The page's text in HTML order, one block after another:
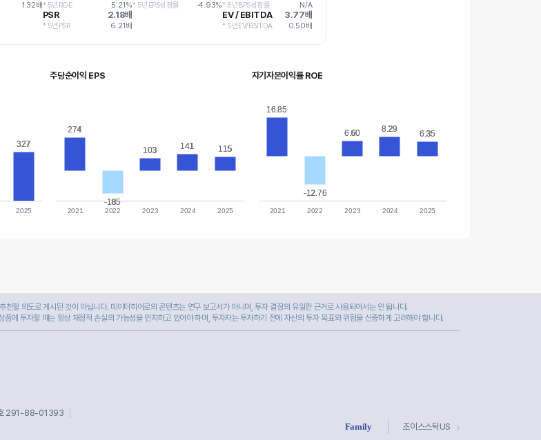
1.32배* 5년ROE 5.21%* 5년EPS성장률 -4.93%* 5년BPS성장률 N/A
PSR 2.18배
* 5년PSR 6.21배
EV / EBITDA 3.77배
* 5년EV/EBITDA 0.50배
327
327
2025
주당순이익 EPS
274
274
-185
-185
103
103 141
141 115
115
2021 2022 2023 2024 2025
자기자본이익률 ROE
16.85
16.85
-12.76
-12.76
6.60
6.60 8.29
8.29 6.35
6.35
2021 2022 2023 2024 2025
할 의도로 게시된 것이 아닙니다. 데이터히어로의 콘텐츠는 연구 보고서가 아니며, 투자 결정의 유일한 근거로 사용되어서는 안 됩니다.
에 투자할 때는 항상 재정적 손실의 가능성을 인지하고 있어야 하며, 투자자는 투자하기 전에 자신의 투자 목표와 위험을 신중하게 고려해야 합니다.
291-88-01393
Family 초이스스탁US